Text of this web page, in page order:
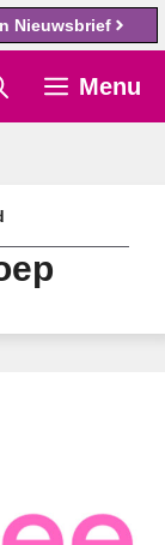
Nieuwsbrief
Menu